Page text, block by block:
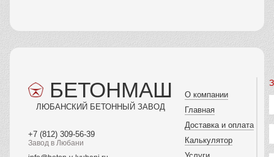
БЕТОНМАШ
ЛЮБАНСКИЙ БЕТОННЫЙ ЗАВОД
+7 (812) 309-56-39
Завод в Любани
О компании
Главная
Доставка и оплата
Калькулятор